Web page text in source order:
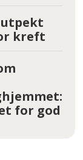
kreft
for god